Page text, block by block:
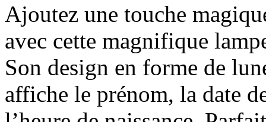
Ajoutez une touche
avec cette magnifique
Son design en forme de
affiche le prénom, la date